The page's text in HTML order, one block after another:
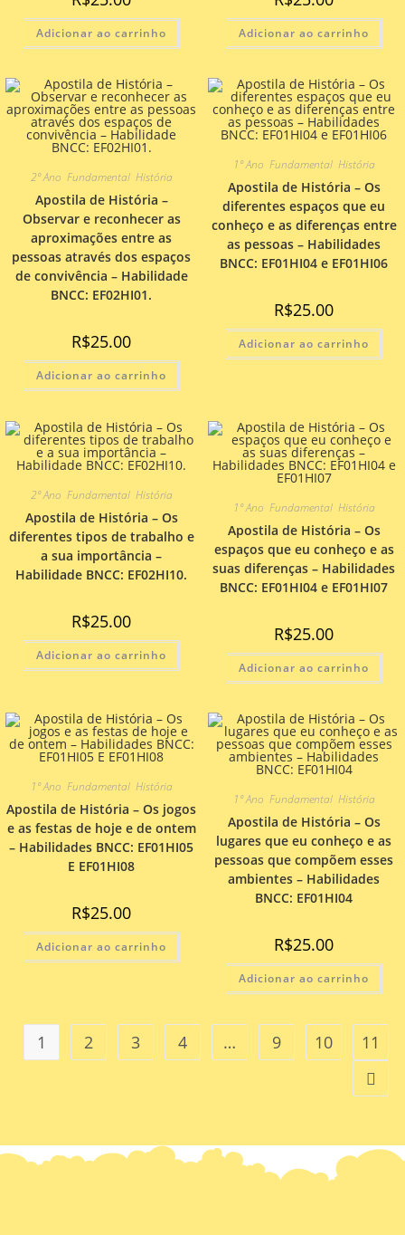
Adicionar ao carrinho Adicionar ao carrinho
2º Ano Fundamental, História
Apostila de História –
Observar e reconhecer as
aproximações entre as
pessoas através dos espaços
de convivência – Habilidade
BNCC: EF02HI01.
R$25.00
Adicionar ao carrinho
1º Ano Fundamental, História
Apostila de História – Os
diferentes espaços que eu
conheço e as diferenças entre
as pessoas – Habilidades
BNCC: EF01HI04 e EF01HI06
R$25.00
Adicionar ao carrinho
2º Ano Fundamental, História
Apostila de História – Os
diferentes tipos de trabalho e
a sua importância –
Habilidade BNCC: EF02HI10.
R$25.00
Adicionar ao carrinho
1º Ano Fundamental, História
Apostila de História – Os
espaços que eu conheço e as
suas diferenças – Habilidades
BNCC: EF01HI04 e EF01HI07
R$25.00
Adicionar ao carrinho
1º Ano Fundamental, História
Apostila de História – Os jogos
e as festas de hoje e de ontem
– Habilidades BNCC: EF01HI05
E EF01HI08
R$25.00
Adicionar ao carrinho
1º Ano Fundamental, História
Apostila de História – Os
lugares que eu conheço e as
pessoas que compõem esses
ambientes – Habilidades
BNCC: EF01HI04
R$25.00
Adicionar ao carrinho
1 2 3 4 … 9 10 11